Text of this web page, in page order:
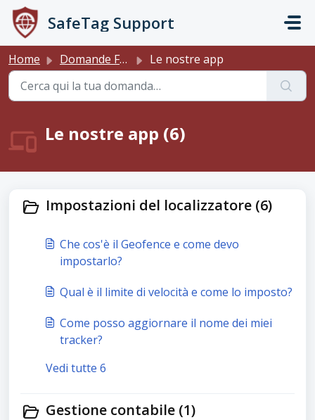
Salta al contenuto principale
SafeTag Support
Home Domande Frequenti (FAQ) Le nostre app
Le nostre app (6)
Impostazioni del localizzatore (6)
Che cos'è il Geofence e come devo
impostarlo?
Qual è il limite di velocità e come lo imposto?
Come posso aggiornare il nome dei miei
tracker?
Vedi tutte 6
Gestione contabile (1)